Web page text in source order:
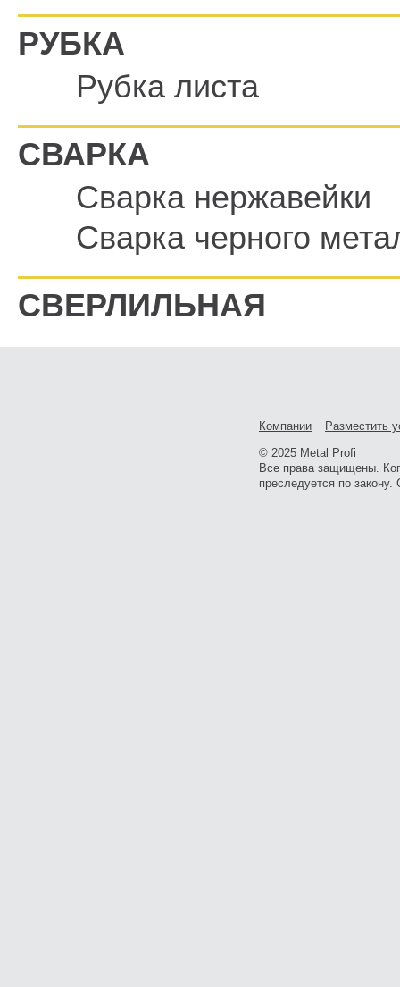
РУБКА
Рубка листа
СВАРКА
Сварка нержавейки
Сварка черного
СВЕРЛИЛЬНАЯ
Компании
Разместить
© 2025 Metal Profi
Все права защищены.
преследуется по